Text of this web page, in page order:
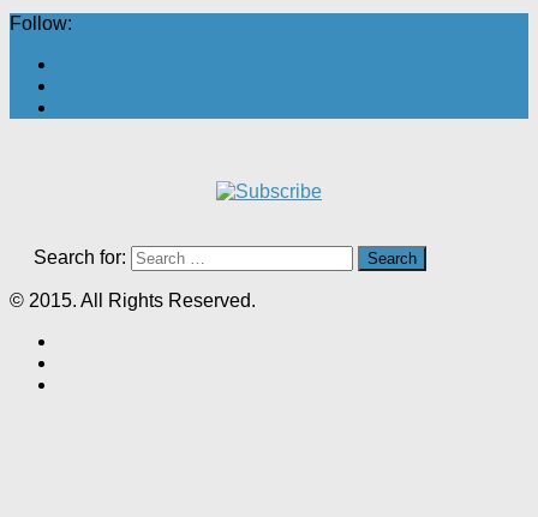
Follow:
Search for:
© 2015. All Rights Reserved.